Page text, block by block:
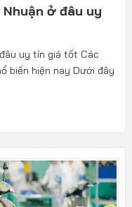
Nhuận ở đâu uy
uy tín giá tốt Các
biến hiện nay Dưới đây